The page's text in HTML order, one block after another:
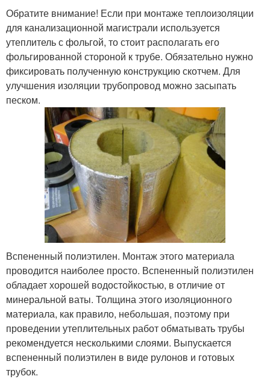
Обратите внимание! Если при монтаже теплоизоляции
для канализационной магистрали используется
утеплитель с фольгой, то стоит располагать его
фольгированной стороной к трубе. Обязательно нужно
фиксировать полученную конструкцию скотчем. Для
улучшения изоляции трубопровод можно засыпать
песком.
Вспененный полиэтилен. Монтаж этого материала
проводится наиболее просто. Вспененный полиэтилен
обладает хорошей водостойкостью, в отличие от
минеральной ваты. Толщина этого изоляционного
материала, как правило, небольшая, поэтому при
проведении утеплительных работ обматывать трубы
рекомендуется несколькими слоями. Выпускается
вспененный полиэтилен в виде рулонов и готовых
трубок.